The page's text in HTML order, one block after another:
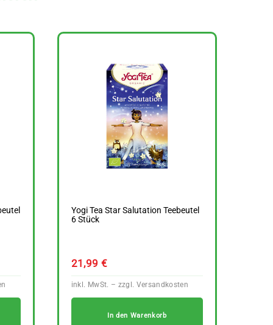
Yogi Tea Star Salutation Teebeutel
6 Stück
21,99 €
In den Warenkorb